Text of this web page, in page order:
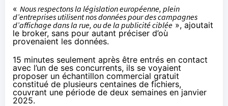
« Nous respectons la législation européenne, plein
d’entreprises utilisent nos données pour des campagnes
d’affichage dans la rue, ou de la publicité ciblée », ajoutait
le broker, sans pour autant préciser d’où
provenaient les données.
15 minutes seulement après être entrés en contact
avec l’un de ses concurrents, ils se voyaient
proposer un échantillon commercial gratuit
constitué de plusieurs centaines de fichiers,
couvrant une période de deux semaines en janvier
2025.